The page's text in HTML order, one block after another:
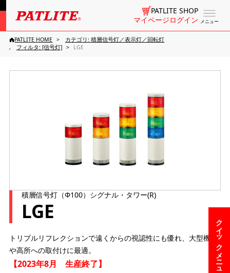
メニュー
PATLITE SHOP
マイページログイン
クイックメニュー
PATLITE HOME
カテゴリ: 積層信号灯／表示灯／回転灯
フィルタ: [信号灯]
LGE
積層信号灯（Φ100）シグナル・タワー(R)
LGE
トリプルリフレクションで遠くからの視認性にも優れ、大型機器
や高所への取付けに最適。
【2023年8月 生産終了】